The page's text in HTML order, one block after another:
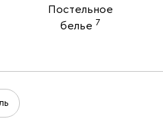
Постельное
белье 7